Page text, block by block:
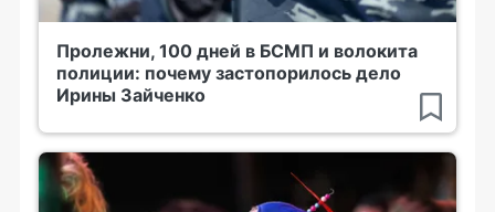
Пролежни, 100 дней в БСМП и волокита
полиции: почему застопорилось дело
Ирины Зайченко